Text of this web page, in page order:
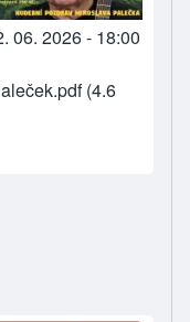
06. 2026 - 18:00
(4.6